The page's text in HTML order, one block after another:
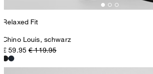
Relaxed Fit
Chino Louis, schwarz
€ 59.95 € 119.95